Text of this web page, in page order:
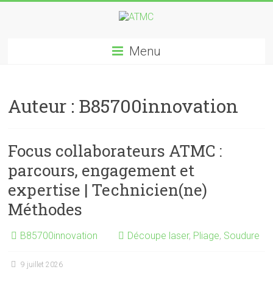
Menu
Auteur : B85700innovation
Focus collaborateurs ATMC :
parcours, engagement et
expertise | Technicien(ne)
Méthodes
B85700innovation Découpe laser, Pliage, Soudure
9 juillet 2026